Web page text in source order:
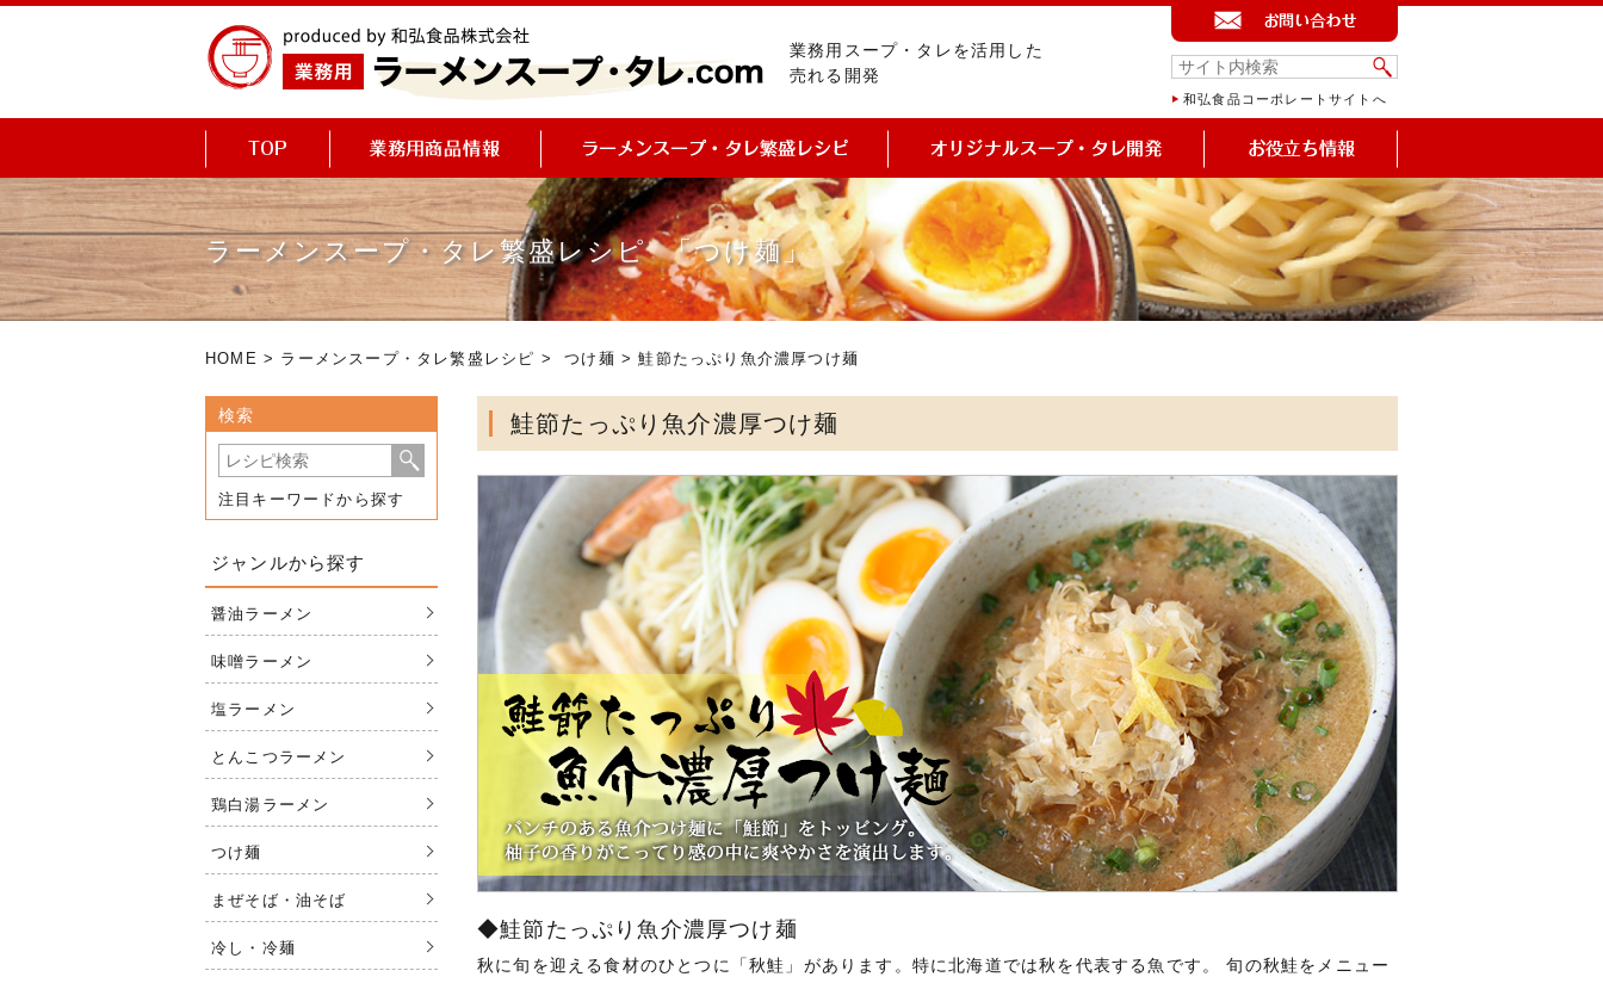
業務用スープ・タレを活用した
売れる開発
和弘食品コーポレートサイトへ
ラーメンスープ・タレ繁盛レシピ 「つけ麺」
HOME > ラーメンスープ・タレ繁盛レシピ >つけ麺 > 鮭節たっぷり魚介濃厚つけ麺
鮭節たっぷり魚介濃厚つけ麺
◆鮭節たっぷり魚介濃厚つけ麺
秋に旬を迎える食材のひとつに「秋鮭」があります。特に北海道では秋を代表する魚です。 旬の秋鮭をメニュー
検索
注目キーワードから探す
ジャンルから探す
醤油ラーメン
味噌ラーメン
塩ラーメン
とんこつラーメン
鶏白湯ラーメン
つけ麺
まぜそば・油そば
冷し・冷麺